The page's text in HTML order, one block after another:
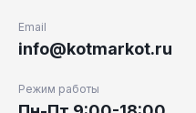
Email
info@kotmarkot.ru
Режим работы